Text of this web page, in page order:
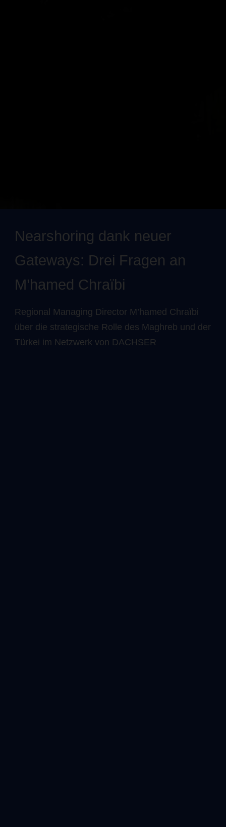
Nearshoring dank neuer
Gateways: Drei Fragen an
M’hamed Chraïbi
Regional Managing Director M’hamed Chraïbi
über die strategische Rolle des Maghreb und der
Türkei im Netzwerk von DACHSER